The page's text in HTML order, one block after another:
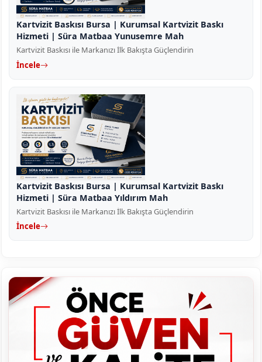
Kartvizit Baskısı Bursa | Kurumsal Kartvizit Baskı
Hizmeti | Süra Matbaa Yunusemre Mah
Kartvizit Baskısı ile Markanızı İlk Bakışta Güçlendirin
İncele
Kartvizit Baskısı Bursa | Kurumsal Kartvizit Baskı
Hizmeti | Süra Matbaa Yıldırım Mah
Kartvizit Baskısı ile Markanızı İlk Bakışta Güçlendirin
İncele